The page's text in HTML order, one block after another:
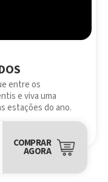
entre os
e viva uma
estações do ano.
COMPRAR
AGORA